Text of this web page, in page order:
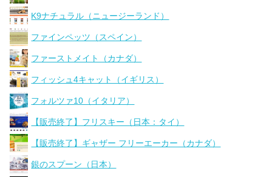
K9ナチュラル（ニュージーランド）
ファインペッツ（スペイン）
ファーストメイト（カナダ）
フィッシュ4キャット（イギリス）
フォルツァ10（イタリア）
【販売終了】フリスキー（日本：タイ）
【販売終了】ギャザー フリーエーカー（カナダ）
銀のスプーン（日本）